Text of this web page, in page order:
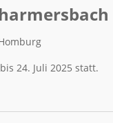
24. Juli 2025 statt.